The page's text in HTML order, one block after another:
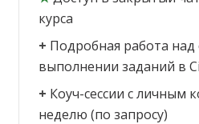
курса
+ Подробная работа
выполнении заданий в
+ Коуч-сессии с личным
неделю (по запросу)